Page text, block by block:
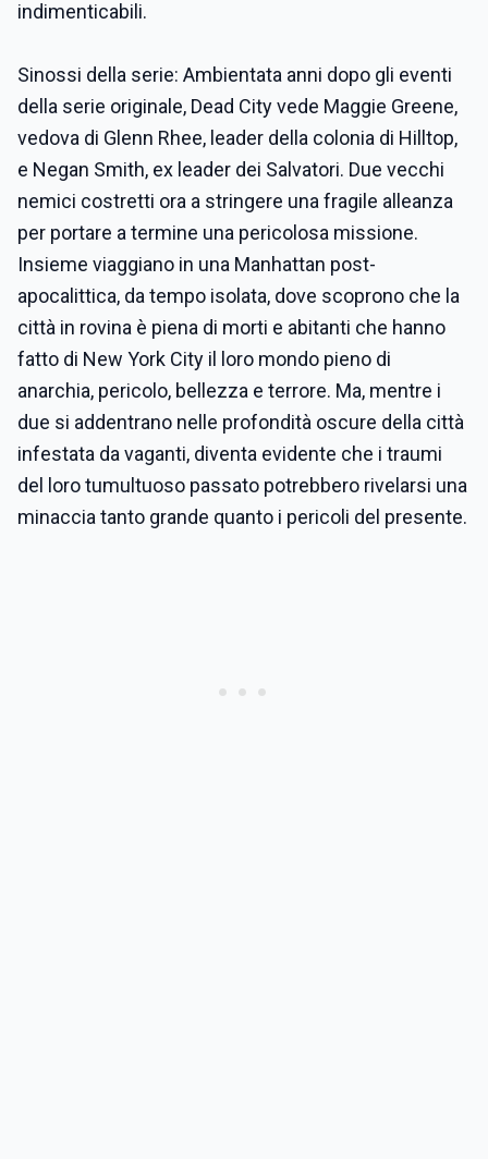
indimenticabili.
Sinossi della serie: Ambientata anni dopo gli eventi
della serie originale, Dead City vede Maggie Greene,
vedova di Glenn Rhee, leader della colonia di Hilltop,
e Negan Smith, ex leader dei Salvatori. Due vecchi
nemici costretti ora a stringere una fragile alleanza
per portare a termine una pericolosa missione.
Insieme viaggiano in una Manhattan post-
apocalittica, da tempo isolata, dove scoprono che la
città in rovina è piena di morti e abitanti che hanno
fatto di New York City il loro mondo pieno di
anarchia, pericolo, bellezza e terrore. Ma, mentre i
due si addentrano nelle profondità oscure della città
infestata da vaganti, diventa evidente che i traumi
del loro tumultuoso passato potrebbero rivelarsi una
minaccia tanto grande quanto i pericoli del presente.